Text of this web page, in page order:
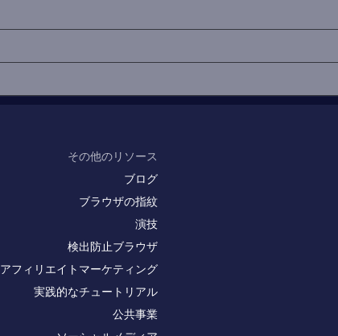
その他のリソース
ブログ
ブラウザの指紋
演技
検出防止ブラウザ
アフィリエイトマーケティング
実践的なチュートリアル
公共事業